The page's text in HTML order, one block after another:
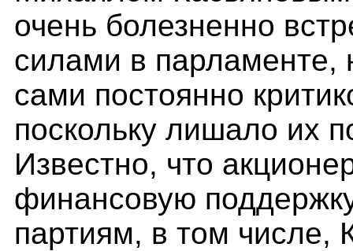
очень болезненно
силами в парламенте,
сами постоянно
поскольку лишало их
Известно, что
финансовую
партиям, в том